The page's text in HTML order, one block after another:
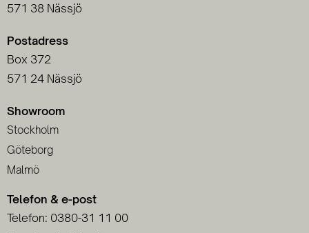
571 38 Nässjö
Postadress
Box 372
571 24 Nässjö
Showroom
Stockholm
Göteborg
Malmö
Telefon & e-post
Telefon: 0380-31 11 00